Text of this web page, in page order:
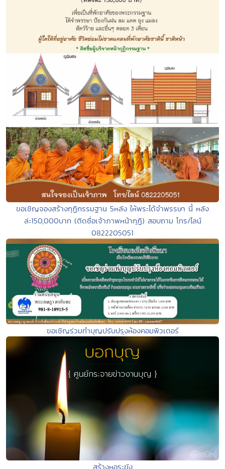
ขอเชิญจองสร้างกุฏิกรรมฐาน 5หลัง ให้พระได้จำพรรษา นี้ หลัง
ล่ะ150,000บาท (ติดชื่อเจ้าภาพหน้ากุฏิ) สอบถาม โทร/ไลน์
0822205051
ขอเชิญร่วมทำบุญปรับปรุงห้องคอมพิวเตอร์
สร้างหอระฆัง